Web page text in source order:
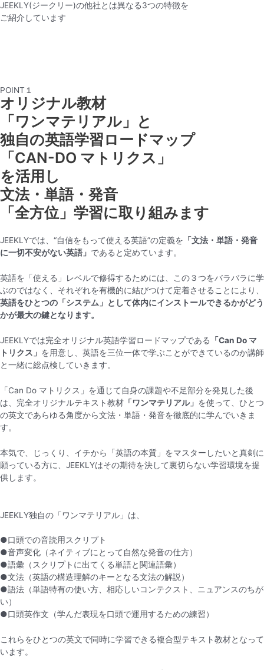
JEEKLY(ジークリー)の他社とは異なる3つの特徴を
ご紹介しています
POINT１
オリジナル教材
「ワンマテリアル」と
独自の英語学習ロードマップ
「CAN-DO マトリクス」
を活用し
文法・単語・発音
「全方位」学習に取り組みます
JEEKLYでは、“自信をもって使える英語”の定義を 「文法・単語・発音
に一切不安がない英語」 であると定めています。
英語を「使える」レベルで修得するためには、この３つをバラバラに学
ぶのではなく、それぞれを有機的に結びつけて定着させることにより、
英語をひとつの「システム」として体内にインストールできるかがどう
かが最大の鍵となります。
JEEKLYでは完全オリジナル英語学習ロードマップである
「Can Do マ
トリクス」 を用意し、英語を三位一体で学ぶことができているのか講師
と一緒に総点検していきます。
「Can Do マトリクス」を通じて自身の課題や不足部分を発見した後
は、完全オリジナルテキスト教材 「ワンマテリアル」 を使って、ひとつ
の英文であらゆる角度から文法・単語・発音を徹底的に学んでいきま
す。
本気で、じっくり、イチから「英語の本質」をマスターしたいと真剣に
願っている方に、JEEKLYはその期待を決して裏切らない学習環境を提
供します。
JEEKLY独自の「ワンマテリアル」は、
●口頭での音読用スクリプト
●音声変化（ネイティブにとって自然な発音の仕方）
●語彙（スクリプトに出てくる単語と関連語彙）
●文法（英語の構造理解のキーとなる文法の解説）
●語法（単語特有の使い方、相応しいコンテクスト、ニュアンスのちが
い）
●口頭英作文（学んだ表現を口頭で運用するための練習）
これらをひとつの英文で同時に学習できる複合型テキスト教材となって
います。